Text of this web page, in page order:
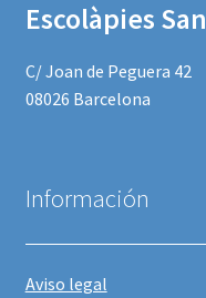
Escolàpies
C/ Joan de Peguera 42
08026 Barcelona
Información
Aviso legal